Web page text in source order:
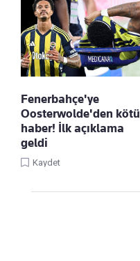
Fenerbahçe'ye
Oosterwolde'den kötü
haber! İlk açıklama
geldi
Kaydet